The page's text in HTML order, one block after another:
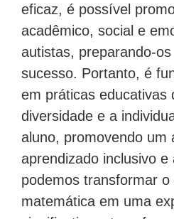
eficaz, é possível
acadêmico, social e
autistas, preparando-
sucesso. Portanto, é
em práticas educativas
diversidade e a
aluno, promovendo um
aprendizado inclusivo e
podemos transformar
matemática em uma